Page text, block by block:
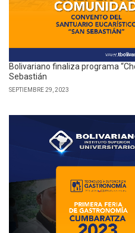
Bolivariano finaliza programa
Sebastián
SEPTIEMBRE 29, 2023